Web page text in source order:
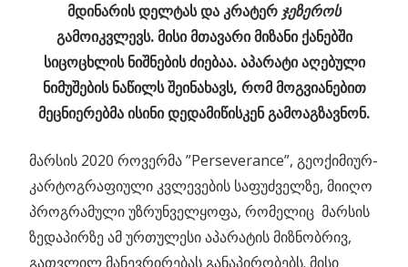
მდინარის დელტას და კრატერ ჯეზეროს
გამოიკვლევს. მისი მთავარი მიზანი ქანებში
სიცოცხლის ნიშნების ძიებაა. აპარატი აღებული
ნიმუშების ნაწილს შეინახავს, რომ მოგვიანებით
მეცნიერებმა ისინი დედამიწისკენ გამოაგზავნონ.
მარსის 2020 როვერმა ”Perseverance”, გეოქიმიურ-
კარტოგრაფიული კვლევების საფუძველზე, მიიღო
პროგრამული უზრუნველყოფა, რომელიც მარსის
ზედაპირზე ამ ურთულესი აპარატის მიზნობრივ,
გათვლილ მანევრირებას განაპირობებს. მისი